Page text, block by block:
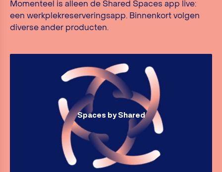
Momenteel is alleen de Shared Spaces app live:
een werkplekreserveringsapp. Binnenkort volgen
diverse ander producten.
Spaces by Shared